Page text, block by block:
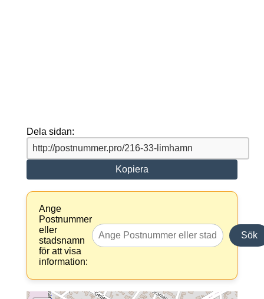
Dela sidan:
Kopiera
Ange
Postnummer
eller
stadsnamn
för att visa
information:
Sök